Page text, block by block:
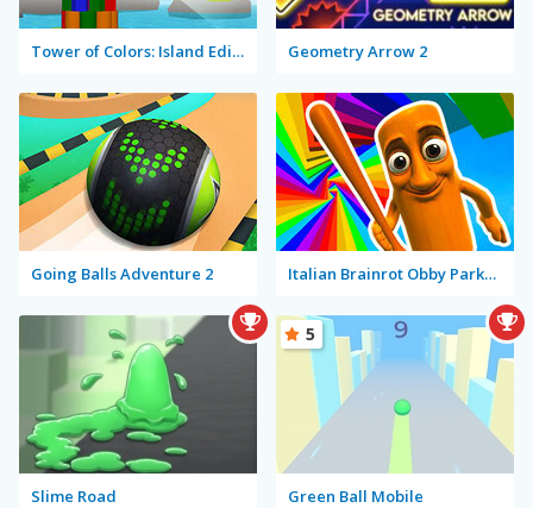
Tower of Colors: Island Edition Geometry Arrow 2
Going Balls Adventure 2 Italian Brainrot Obby Parkour
Slime Road Green Ball Mobile
5